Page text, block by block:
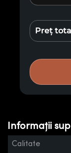
Preț
Informații
Calitate